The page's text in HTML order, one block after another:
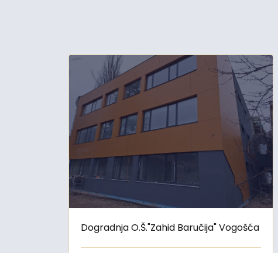
Dogradnja O.Š."Zahid Baručija" Vogošća